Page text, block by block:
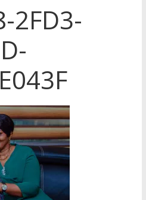
2FD3-